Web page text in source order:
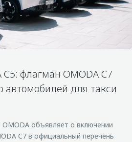
флагман OMODA C7
автомобилей для такси
объявляет о включении
C7 в официальный перечень